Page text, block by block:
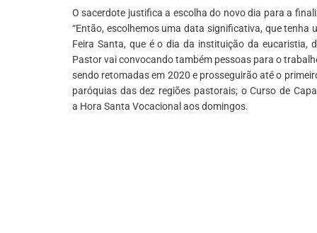
O sacerdote justifica a escolha do novo dia para a
“Então, escolhemos uma data significativa, que tenha
Feira Santa, que é o dia da instituição da eucaristia,
Pastor vai convocando também pessoas para o
sendo retomadas em 2020 e prosseguirão até o
paróquias das dez regiões pastorais; o Curso de
a Hora Santa Vocacional aos domingos.